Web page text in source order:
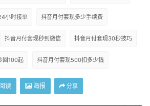
小时接单 抖音月付套现多少手续费
抖音月付套现秒到微信 抖音月付套现30秒技巧
回100起 抖音月付套现500扣多少钱
阅读 海报 分享